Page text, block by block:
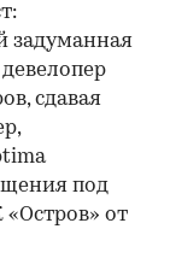
задуманная
сдавая
под
от